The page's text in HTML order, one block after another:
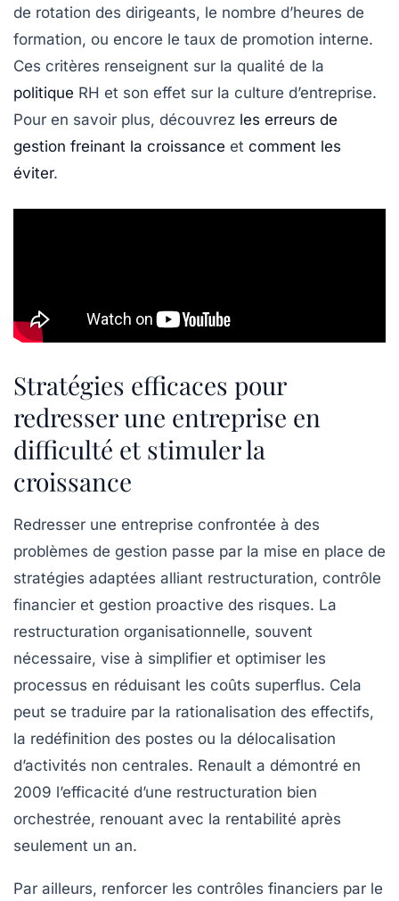
de rotation des dirigeants, le nombre d’heures de
formation, ou encore le taux de promotion interne.
Ces critères renseignent sur la qualité de la
politique RH et son effet sur la culture d’entreprise.
Pour en savoir plus, découvrez les erreurs de
gestion freinant la croissance et comment les
éviter.
Stratégies efficaces pour
redresser une entreprise en
difficulté et stimuler la
croissance
Redresser une entreprise confrontée à des
problèmes de gestion passe par la mise en place de
stratégies adaptées alliant restructuration, contrôle
financier et gestion proactive des risques. La
restructuration organisationnelle, souvent
nécessaire, vise à simplifier et optimiser les
processus en réduisant les coûts superflus. Cela
peut se traduire par la rationalisation des effectifs,
la redéfinition des postes ou la délocalisation
d’activités non centrales. Renault a démontré en
2009 l’efficacité d’une restructuration bien
orchestrée, renouant avec la rentabilité après
seulement un an.
Par ailleurs, renforcer les contrôles financiers par le